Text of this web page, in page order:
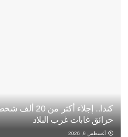
كندا.. إجلاء
حرائق غابات غرب البلاد
أغسطس 9, 2026